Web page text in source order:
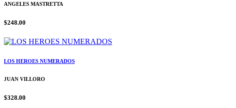
ANGELES MASTRETTA
$248.00
LOS HEROES NUMERADOS
JUAN VILLORO
$328.00